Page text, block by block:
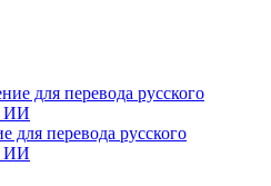
для перевода русского
ИИ